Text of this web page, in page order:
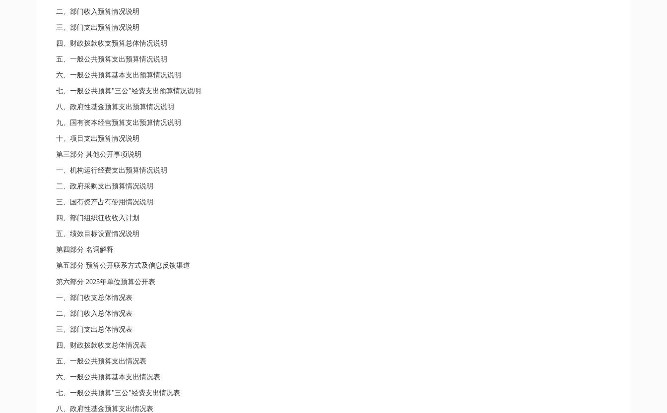
二、部门收入预算情况说明
三、部门支出预算情况说明
四、财政拨款收支预算总体情况说明
五、一般公共预算支出预算情况说明
六、一般公共预算基本支出预算情况说明
七、一般公共预算"三公"经费支出预算情况说明
八、政府性基金预算支出预算情况说明
九、国有资本经营预算支出预算情况说明
十、项目支出预算情况说明
第三部分 其他公开事项说明
一、机构运行经费支出预算情况说明
二、政府采购支出预算情况说明
三、国有资产占有使用情况说明
四、部门组织征收收入计划
五、绩效目标设置情况说明
第四部分 名词解释
第五部分 预算公开联系方式及信息反馈渠道
第六部分 2025年单位预算公开表
一、部门收支总体情况表
二、部门收入总体情况表
三、部门支出总体情况表
四、财政拨款收支总体情况表
五、一般公共预算支出情况表
六、一般公共预算基本支出情况表
七、一般公共预算"三公"经费支出情况表
八、政府性基金预算支出情况表